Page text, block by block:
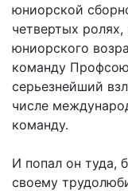
юниорской
четвертых
юниорского
команду
серьезнейший
числе
команду.
И попал он туда,
своему